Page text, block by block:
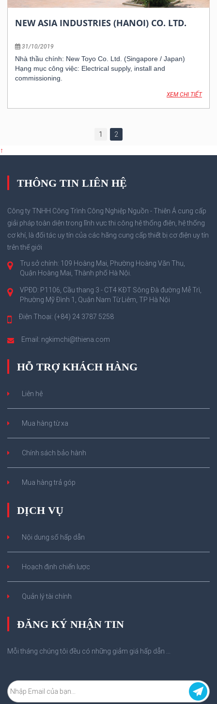
NEW ASIA INDUSTRIES (HANOI) CO. LTD.
31/10/2019
Nhà thầu chính: New Toyo Co. Ltd. (Singapore / Japan)
Hạng mục công việc: Electrical supply, install and
commissioning.
XEM CHI TIẾT
1 2
↑
THÔNG TIN LIÊN HỆ
Công ty TNHH Công Trình Công Nghiệp Nguồn - Thiên Á cung cấp
giải pháp toàn diện trong lĩnh vực thi công hệ thống điện, hệ thống
cơ khí, là đối tác uy tín của các hãng cung cấp thiết bị cơ điện uy tín
trên thế giới
Trụ sở chính: 109 Hoàng Mai, Phường Hoàng Văn Thụ,
Quận Hoàng Mai, Thành phố Hà Nội.
VPĐD: P1106, Cầu thang 3 - CT4 KĐT Sông Đà đường Mễ Trì,
Phường Mỹ Đình 1, Quận Nam Từ Liêm, TP Hà Nội
Điện Thoại: (+84) 24 3787 5258
Email: ngkimchi@thiena.com
HỖ TRỢ KHÁCH HÀNG
Liên hệ
Mua hàng từ xa
Chính sách bảo hành
Mua hàng trả góp
DỊCH VỤ
Nội dung số hấp dẫn
Hoạch định chiến lược
Quản lý tài chính
ĐĂNG KÝ NHẬN TIN
Mỗi tháng chúng tôi đều có những giảm giá hấp dẫn ...